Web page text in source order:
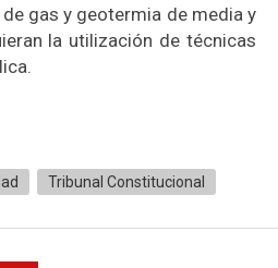
gas y geotermia de media y
la utilización de técnicas
Tribunal Constitucional